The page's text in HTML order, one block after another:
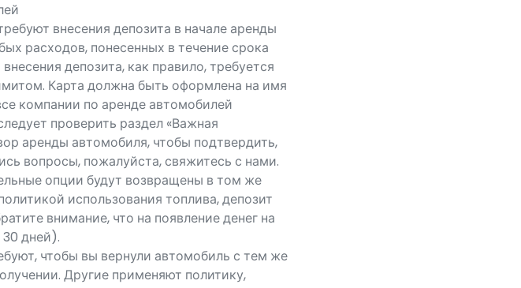
внесения депозита в начале аренды
расходов, понесенных в течение срока
депозита, как правило, требуется
Карта должна быть оформлена на имя
компании по аренде автомобилей
проверить раздел «Важная
аренды автомобиля, чтобы подтвердить,
вопросы, пожалуйста, свяжитесь с нами.
опции будут возвращены в том же
использования топлива, депозит
внимание, что на появление денег на
дней).
чтобы вы вернули автомобиль с тем же
Другие применяют политику,